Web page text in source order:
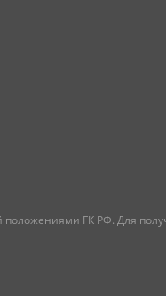
положениями ГК РФ. Для